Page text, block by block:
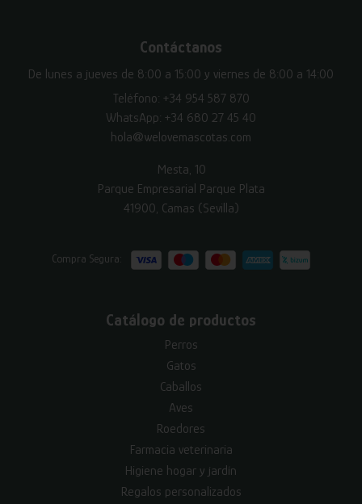
Contáctanos
De lunes a jueves de 8:00 a 15:00 y viernes de 8:00 a 14:00
Teléfono: +34 954 587 870
WhatsApp: +34 680 27 45 40
hola@welovemascotas.com
Mesta, 10
Parque Empresarial Parque Plata
41900, Camas (Sevilla)
Compra Segura:
Catálogo de productos
Perros
Gatos
Caballos
Aves
Roedores
Farmacia veterinaria
Higiene hogar y jardín
Regalos personalizados